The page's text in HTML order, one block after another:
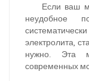
Если ваш
неудобное
электролита,
нужно. Эта
современных